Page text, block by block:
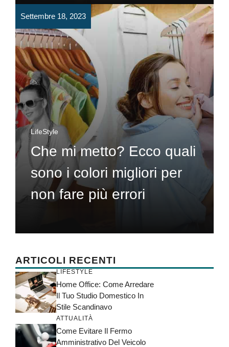
Settembre 18, 2023
LifeStyle
Che mi metto? Ecco quali
sono i colori migliori per
non fare più errori
ARTICOLI RECENTI
LIFESTYLE
Home Office: Come Arredare
Il Tuo Studio Domestico In
Stile Scandinavo
ATTUALITÀ
Come Evitare Il Fermo
Amministrativo Del Veicolo